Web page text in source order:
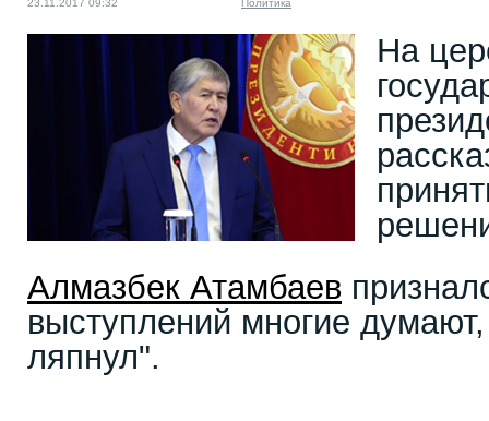
23.11.2017 09:32 Политика
На
Алмазбек Атамбаев
выступлений многие
ляпнул".